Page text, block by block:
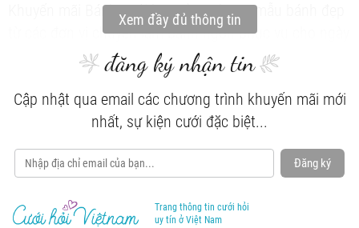
Khuyến mãi Bánh cưới bao gồm những mẫu bánh đẹp
từ các đơn vị chuyên làm bánh ngon phục vụ cho ngày
cưới hỏi. Có các loại bánh phổ biến như sau:
Bánh cưới trái cây
Thay vì tạo hình bánh kem hoa tươi thì các Khuyến mãi
Bánh cưới sẽ gửi đến bạn mẫu bánh dùng trái cây tươi
để trang trí. Những loại quả như sung, anh đào, lựu sẽ
giúp chiếc bánh kem ngày cưới trở nên nổi bật với tạo
hình trái tim hoặc hoa hồng. Có thể nói, kiểu bánh
gato này là sự lựa chọn hoàn hảo cho những cặp yêu
Xem đầy đủ thông tin
đăng ký nhận tin
Cập nhật qua email các chương trình khuyến mãi mới
nhất, sự kiện cưới đặc biệt...
Đăng ký
Trang thông tin cưới hỏi
uy tín ở Việt Nam